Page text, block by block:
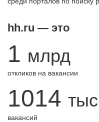
hh.ru — это
1 млрд
откликов на вакансии
1014
вакансий